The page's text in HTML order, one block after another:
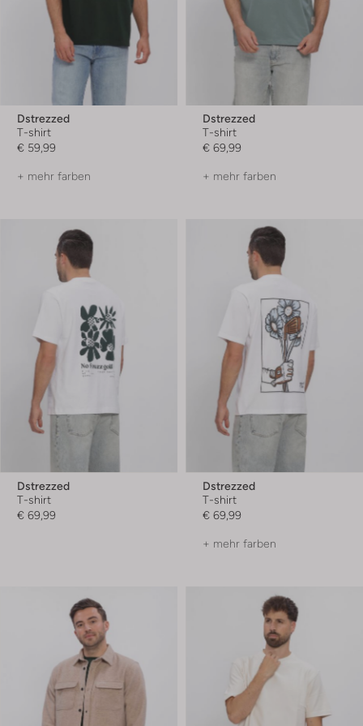
Dstrezzed
T-shirt
€ 59,99
+ mehr farben
Dstrezzed
T-shirt
€ 69,99
+ mehr farben
Dstrezzed
T-shirt
€ 69,99
Dstrezzed
T-shirt
€ 69,99
+ mehr farben